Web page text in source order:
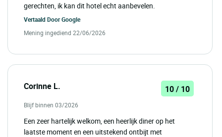
gerechten, ik kan dit hotel echt aanbevelen.
Vertaald DoorGoogle
Mening ingediend 22/06/2026
Corinne L. 10 / 10
Blijf binnen 03/2026
Een zeer hartelijk welkom, een heerlijk diner op het
laatste moment en een uitstekend ontbijt met